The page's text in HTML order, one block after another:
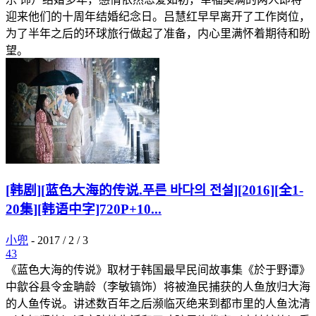
迎来他们的十周年结婚纪念日。吕慧红早早离开了工作岗位，
为了半年之后的环球旅行做起了准备，内心里满怀着期待和盼
望。
[韩剧][蓝色大海的传说.푸른 바다의 전설][2016][全1-
20集][韩语中字]720P+10...
小兜 - 2017 / 2 / 3
43
《蓝色大海的传说》取材于韩国最早民间故事集《於于野谭》
中歙谷县令金聃龄（李敏镐饰）将被渔民捕获的人鱼放归大海
的人鱼传说。讲述数百年之后濒临灭绝来到都市里的人鱼沈清